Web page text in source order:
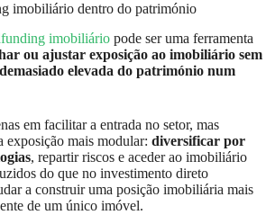
imobiliário dentro do património
imobiliário pode ser uma ferramenta
ou ajustar exposição ao imobiliário sem
elevada do património num
em facilitar a entrada no setor, mas
exposição mais modular: diversificar por
, repartir riscos e aceder ao imobiliário
do que no investimento direto
a construir uma posição imobiliária mais
de um único imóvel.